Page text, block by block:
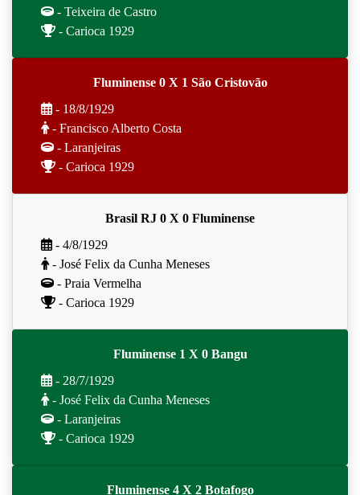
- Teixeira de Castro
- Carioca 1929
Fluminense 0 X 1 São Cristovão
- 18/8/1929
- Francisco Alberto Costa
- Laranjeiras
- Carioca 1929
Brasil RJ 0 X 0 Fluminense
- 4/8/1929
- José Felix da Cunha Meneses
- Praia Vermelha
- Carioca 1929
Fluminense 1 X 0 Bangu
- 28/7/1929
- José Felix da Cunha Meneses
- Laranjeiras
- Carioca 1929
Fluminense 4 X 2 Botafogo